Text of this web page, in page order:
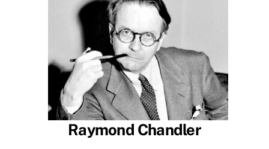
Raymond Chandler